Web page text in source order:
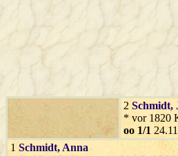
2 Schmidt,
* vor 1820
oo 1/1
1 Schmidt, Anna